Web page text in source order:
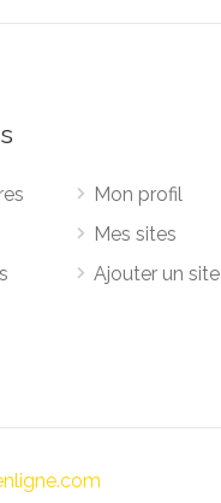
Mon profil
Mes sites
Ajouter un site